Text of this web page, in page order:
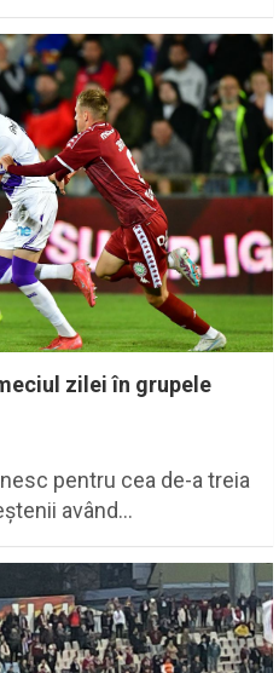
zilei în grupele
pentru cea de-a treia
având…